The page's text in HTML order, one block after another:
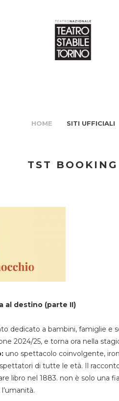
HOME SITI UFFICIALI
TST BOOKING
al destino (parte II)
dedicato a bambini, famiglie e
2024/25, e torna ora nella
uno spettacolo coinvolgente,
di tutte le età. Il
libro nel 1883. non è solo una